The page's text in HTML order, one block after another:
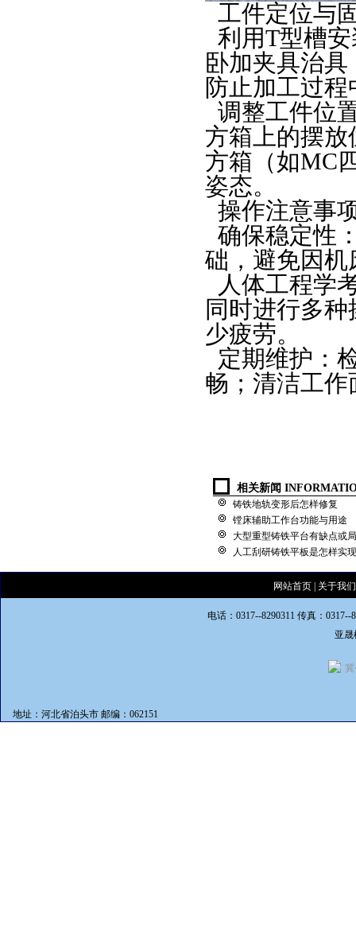
工件定位与
利用T型槽
卧加夹具治
防止加工过
调整工件位
方箱上的摆
方箱（如MC
姿态。
操作注意事
确保稳定性
础，避免因机
人体工程学
同时进行多
少疲劳。
定期维护：
畅；清洁工
相关新闻
铸铁地轨变形后怎样修复
镗床辅助工作台功能与用途
大型重型铸铁平台有缺点或
人工刮研铸铁平板是怎样实
网站首页| 关于我们
电话：0317--8290311 传真：0317--
亚
冀
地址：河北省泊头市 邮编：062151